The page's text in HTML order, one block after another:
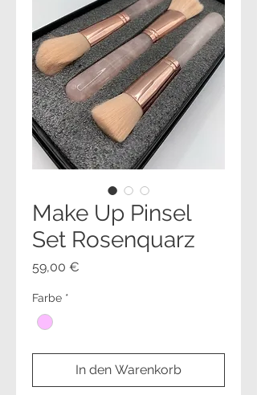
Make Up Pinsel
Set Rosenquarz
59,00 €
Farbe *
In den Warenkorb